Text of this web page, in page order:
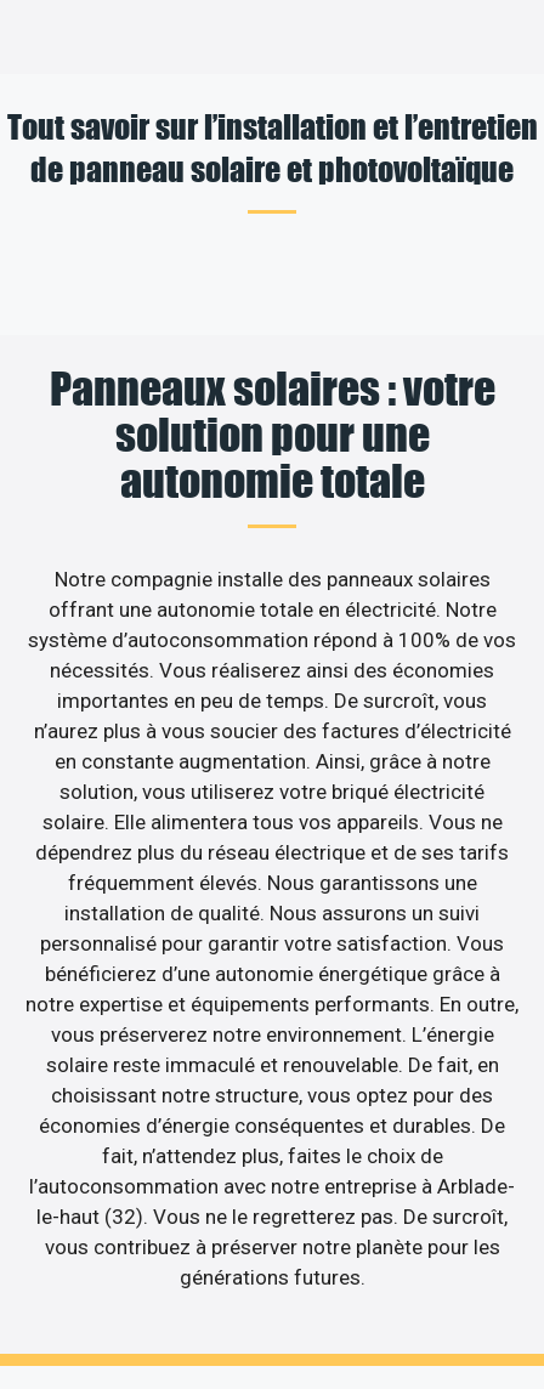
Tout savoir sur l’installation et l’entretien
de panneau solaire et photovoltaïque
Panneaux solaires : votre
solution pour une
autonomie totale
Notre compagnie installe des panneaux solaires
offrant une autonomie totale en électricité. Notre
système d’autoconsommation répond à 100% de vos
nécessités. Vous réaliserez ainsi des économies
importantes en peu de temps. De surcroît, vous
n’aurez plus à vous soucier des factures d’électricité
en constante augmentation. Ainsi, grâce à notre
solution, vous utiliserez votre briqué électricité
solaire. Elle alimentera tous vos appareils. Vous ne
dépendrez plus du réseau électrique et de ses tarifs
fréquemment élevés. Nous garantissons une
installation de qualité. Nous assurons un suivi
personnalisé pour garantir votre satisfaction. Vous
bénéficierez d’une autonomie énergétique grâce à
notre expertise et équipements performants. En outre,
vous préserverez notre environnement. L’énergie
solaire reste immaculé et renouvelable. De fait, en
choisissant notre structure, vous optez pour des
économies d’énergie conséquentes et durables. De
fait, n’attendez plus, faites le choix de
l’autoconsommation avec notre entreprise à Arblade-
le-haut (32). Vous ne le regretterez pas. De surcroît,
vous contribuez à préserver notre planète pour les
générations futures.